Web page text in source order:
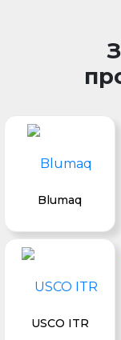
Blumaq
USCO ITR